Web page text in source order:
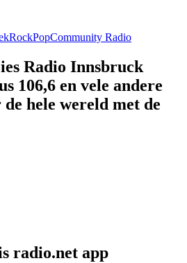
RockPopCommunity Radio
Radio Innsbruck
106,6 en vele andere
hele wereld met de
radio.net app